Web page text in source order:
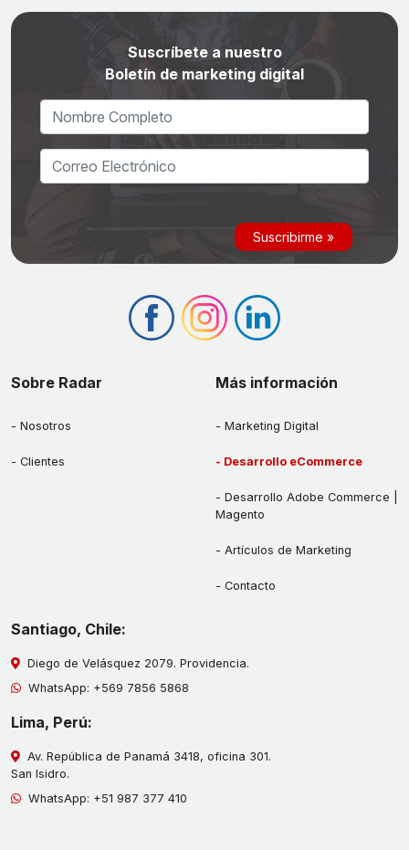
Suscríbete a nuestro
Boletín de marketing digital
Sobre Radar
Nosotros
Clientes
Más información
Marketing Digital
Desarrollo eCommerce
Desarrollo Adobe Commerce |
Magento
Artículos de Marketing
Contacto
Santiago, Chile:
Diego de Velásquez 2079. Providencia.
WhatsApp: +569 7856 5868
Lima, Perú:
Av. República de Panamá 3418, oficina 301.
San Isidro.
WhatsApp: +51 987 377 410